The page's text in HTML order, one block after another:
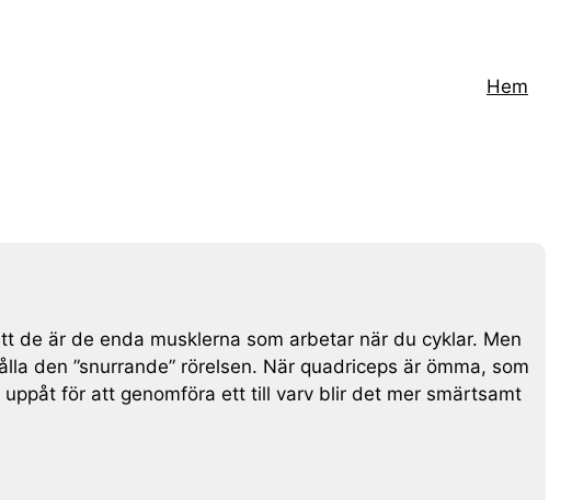
Hem
de är de enda musklerna som arbetar när du cyklar. Men
den ”snurrande” rörelsen. När quadriceps är ömma, som
för att genomföra ett till varv blir det mer smärtsamt